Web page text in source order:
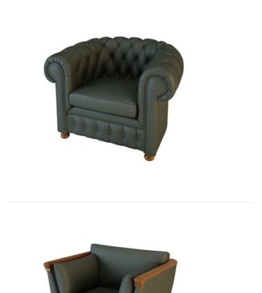
01009 Кресло Честер...
9 180,15€